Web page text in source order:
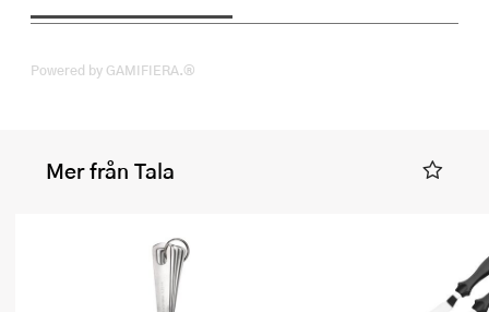
Powered by GAMIFIERA.®
Mer från Tala